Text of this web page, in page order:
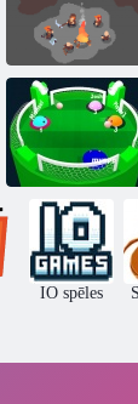
Klejotāji. io
io
IO spēles